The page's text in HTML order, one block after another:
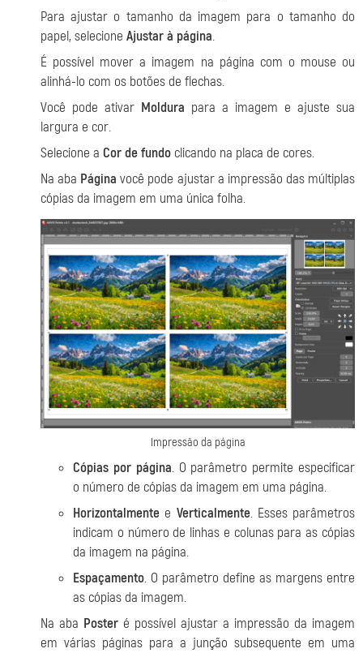
Para ajustar o tamanho da imagem para o tamanho do
papel, selecione Ajustar à página.
É possível mover a imagem na página com o mouse ou
alinhá-lo com os botões de flechas.
Você pode ativar Moldura para a imagem e ajuste sua
largura e cor.
Selecione a Cor de fundo clicando na placa de cores.
Na aba Página você pode ajustar a impressão das múltiplas
cópias da imagem em uma única folha.
Impressão da página
Cópias por página. O parâmetro permite especificar
o número de cópias da imagem em uma página.
Horizontalmente e Verticalmente. Esses parâmetros
indicam o número de linhas e colunas para as cópias
da imagem na página.
Espaçamento. O parâmetro define as margens entre
as cópias da imagem.
Na aba Poster é possível ajustar a impressão da imagem
em várias páginas para a junção subsequente em uma